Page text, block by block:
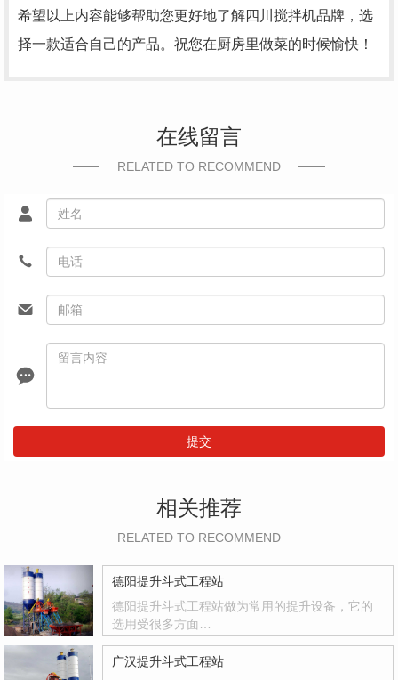
希望以上内容能够帮助您更好地了解四川搅拌机品牌，选
择一款适合自己的产品。祝您在厨房里做菜的时候愉快！
在线留言
RELATED TO RECOMMEND
提交
相关推荐
RELATED TO RECOMMEND
德阳提升斗式工程站
德阳提升斗式工程站做为常用的提升设备，它的
选用受很多方面…
广汉提升斗式工程站